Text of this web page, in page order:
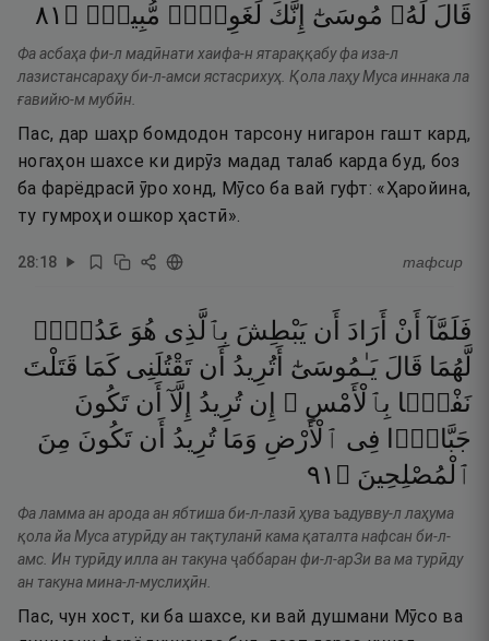
قَالَ لَهُۥ مُوسَىٰٓ إِنَّكَ لَغَوِىٌّۭ مُّبِينٌۭ ۝ ١٨
Фа асбаҳа фи-л мадӣнати хаифа-н ятараққабу фа иза-л
лазистансараҳу би-л-амси ястасрихуҳ. Қола лаҳу Муса иннака ла
ғавийю-м мубӣн.
Пас, дар шаҳр бомдодон тарсону нигарон гашт кард,
ногаҳон шахсе ки дирӯз мадад талаб карда буд, боз
ба фарёдрасӣ ӯро хонд, Мӯсо ба вай гуфт: «Ҳаройина,
ту гумроҳи ошкор ҳастӣ».
28:18 тафсир
فَلَمَّآ أَنْ أَرَادَ أَن يَبْطِشَ بِٱلَّذِى هُوَ عَدُوٌّۭ
لَّهُمَا قَالَ يَـٰمُوسَىٰٓ أَتُرِيدُ أَن تَقْتُلَنِى كَمَا قَتَلْتَ
نَفْسًۢا بِٱلْأَمْسِ ۖ إِن تُرِيدُ إِلَّآ أَن تَكُونَ
جَبَّارًۭا
فِى ٱلْأَرْضِ وَمَا تُرِيدُ أَن تَكُونَ مِنَ
ٱلْمُصْلِحِينَ ۝ ١٩
Фа ламма ан арода ан ябтиша би-л-лазӣ ҳува ъадувву-л лаҳума
қола йа Муса атурӣду ан тақтуланӣ кама қаталта нафсан би-л-
амс. Ин турӣду илла ан такуна ҷаббаран фи-л-арЗи ва ма турӣду
ан такуна мина-л-муслиҳӣн.
Пас, чун хост, ки ба шахсе, ки вай душмани Мӯсо ва